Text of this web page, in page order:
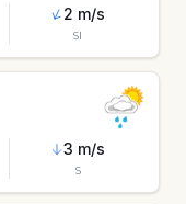
2 m/s
SI
3 m/s
S